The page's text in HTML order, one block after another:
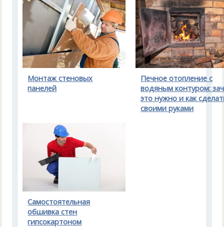
Монтаж стеновых
панелей
Печное отопление с
водяным контуром:
это нужно и как
своими руками
Самостоятельная
обшивка стен
гипсокартоном